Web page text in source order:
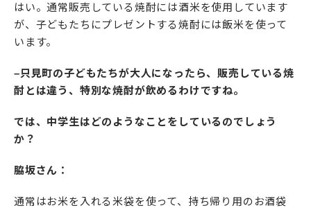
はい。通常販売している焼酎には酒米を使用しています
が、子どもたちにプレゼントする焼酎には飯米を使って
います。
–只見町の子どもたちが大人になったら、販売している焼
酎とは違う、特別な焼酎が飲めるわけですね。
では、中学生はどのようなことをしているのでしょう
か？
脇坂さん：
通常はお米を入れる米袋を使って、持ち帰り用のお酒袋